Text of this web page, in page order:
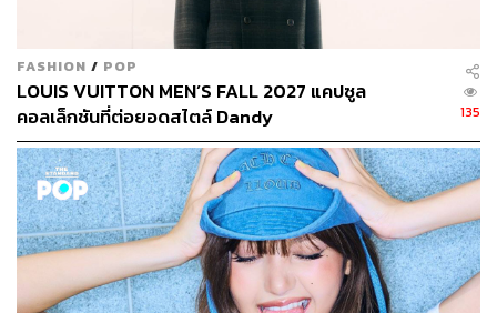
FASHION / POP
LOUIS VUITTON MEN’S FALL 2027 แคปซูล
คอลเล็กชันที่ต่อยอดสไตล์ Dandy
135